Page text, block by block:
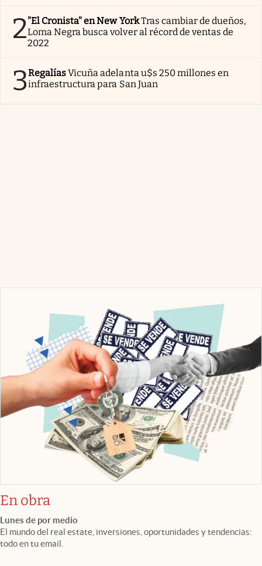
2"El Cronista" en New YorkTras cambiar de dueños,
Loma Negra busca volver al récord de ventas de
2022
3RegalíasVicuña adelanta u$s 250 millones en
infraestructura para San Juan
En obra
Lunes de por medio
El mundo del real estate, inversiones, oportunidades y tendencias:
todo en tu email.